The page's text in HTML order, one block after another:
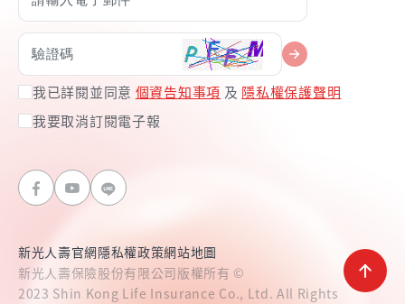
我已詳閱並同意 個資告知事項 及 隱私權保護聲明
我要取消訂閱電子報
新光人壽官網隱私權政策網站地圖
新光人壽保險股份有限公司版權所有 ©
2023 Shin Kong Life Insurance Co., Ltd. All Rights